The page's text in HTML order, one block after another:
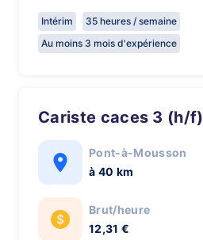
Intérim
35 heures / semaine
Au moins 3 mois d'expérience
Cariste caces 3 (h/f)
Pont-à-Mousson
à 40 km
Brut/heure
12,31 €